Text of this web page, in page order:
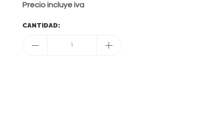
Precio incluye iva
CANTIDAD:
1